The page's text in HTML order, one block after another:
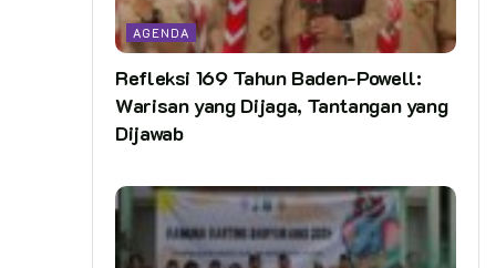
AGENDA
Refleksi 169 Tahun Baden-Powell:
Warisan yang Dijaga, Tantangan yang
Dijawab